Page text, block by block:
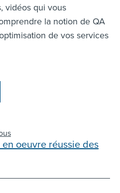
vidéos qui vous
la notion de QA
de vos services
oeuvre réussie des